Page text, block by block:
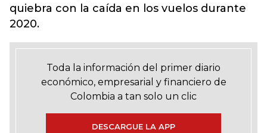
quiebra con la caída en los vuelos durante
2020.
Toda la información del primer diario
económico, empresarial y financiero de
Colombia a tan solo un clic
DESCARGUE LA APP